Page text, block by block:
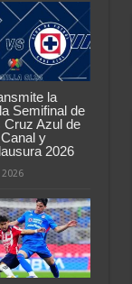
la
Semifinal de
Azul de
y
2026